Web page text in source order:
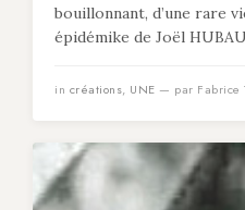
bouillonnant, d’une rare
épidémike de Joël
in créations, UNE — par Fabrice